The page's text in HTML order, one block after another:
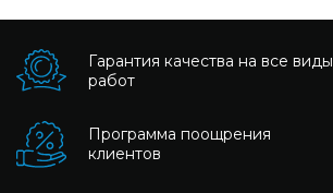
Гарантия качества на все виды
работ
Программа поощрения
клиентов